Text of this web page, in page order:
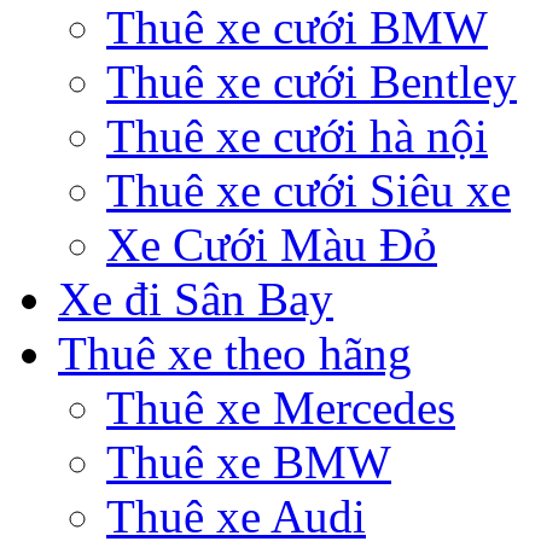
Thuê xe cưới BMW
Thuê xe cưới Bentley
Thuê xe cưới hà nội
Thuê xe cưới Siêu xe
Xe Cưới Màu Đỏ
Xe đi Sân Bay
Thuê xe theo hãng
Thuê xe Mercedes
Thuê xe BMW
Thuê xe Audi